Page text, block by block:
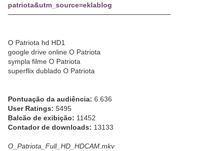
patriota&utm_source=eklablog
─────────────────────────────────
O Patriota hd HD1
google drive online O Patriota
sympla filme O Patriota
superflix dublado O Patriota
Pontuação da audiência: 6.636
User Ratings: 5495
Balcão de exibição: 11452
Contador de downloads: 13133
O_Patriota_Full_HD_HDCAM.mkv